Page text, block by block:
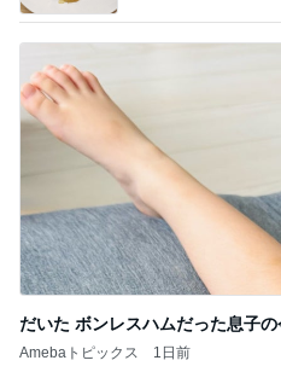
だいた ボンレスハムだった息子の
Amebaトピックス 1日前